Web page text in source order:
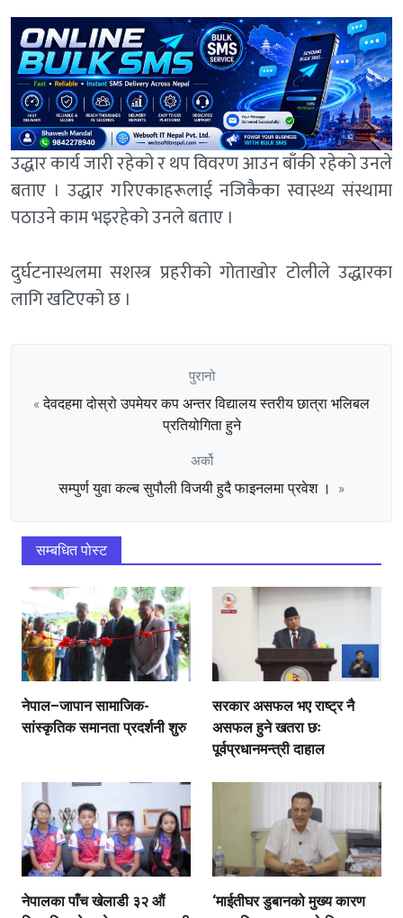
उद्धार कार्य जारी रहेको र थप विवरण आउन बाँकी रहेको उनले
बताए । उद्धार गरिएकाहरूलाई नजिकैका स्वास्थ्य संस्थामा
पठाउने काम भइरहेको उनले बताए ।
दुर्घटनास्थलमा सशस्त्र प्रहरीको गोताखोर टोलीले उद्धारका
लागि खटिएको छ ।
पुरानो
«देवदहमा दोस्रो उपमेयर कप अन्तर विद्यालय स्तरीय छात्रा भलिबल
प्रतियोगिता हुने
अर्को
सम्पुर्ण युवा कल्ब सुपौली विजयी हुदै फाइनलमा प्रवेश । »
सम्बधित पोस्ट
नेपाल–जापान सामाजिक-
सांस्कृतिक समानता प्रदर्शनी शुरु
सरकार असफल भए राष्ट्र नै
असफल हुने खतरा छः
पूर्वप्रधानमन्त्री दाहाल
नेपालका पाँच खेलाडी ३२ औं
‘माईतीघर डुबानको मुख्य कारण